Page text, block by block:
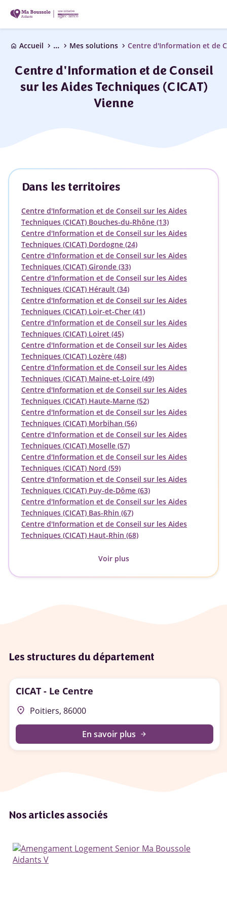
home Accueil chevron_right ... chevron_right Mes solutions chevron_right
Centre d'Information et de Conseil
sur les Aides Techniques (CICAT)
Vienne
Dans les territoires
Centre d'Information et de Conseil sur les Aides
Techniques (CICAT) Bouches-du-Rhône (13)
Centre d'Information et de Conseil sur les Aides
Techniques (CICAT) Dordogne (24)
Centre d'Information et de Conseil sur les Aides
Techniques (CICAT) Gironde (33)
Centre d'Information et de Conseil sur les Aides
Techniques (CICAT) Hérault (34)
Centre d'Information et de Conseil sur les Aides
Techniques (CICAT) Loir-et-Cher (41)
Centre d'Information et de Conseil sur les Aides
Techniques (CICAT) Loiret (45)
Centre d'Information et de Conseil sur les Aides
Techniques (CICAT) Lozère (48)
Centre d'Information et de Conseil sur les Aides
Techniques (CICAT) Maine-et-Loire (49)
Centre d'Information et de Conseil sur les Aides
Techniques (CICAT) Haute-Marne (52)
Centre d'Information et de Conseil sur les Aides
Techniques (CICAT) Morbihan (56)
Centre d'Information et de Conseil sur les Aides
Techniques (CICAT) Moselle (57)
Centre d'Information et de Conseil sur les Aides
Techniques (CICAT) Nord (59)
Centre d'Information et de Conseil sur les Aides
Techniques (CICAT) Puy-de-Dôme (63)
Centre d'Information et de Conseil sur les Aides
Techniques (CICAT) Bas-Rhin (67)
Centre d'Information et de Conseil sur les Aides
Techniques (CICAT) Haut-Rhin (68)
Voir plus
Les structures du département
CICAT - Le Centre
place Poitiers, 86000
En savoir plus arrow_forward
Nos articles associés